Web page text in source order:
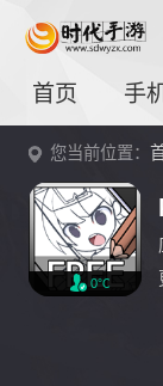
首页 手
您当前位置：
0℃